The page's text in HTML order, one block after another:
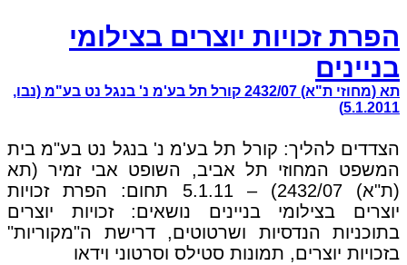
הפרת זכויות יוצרים בצילומי
בניינים
תא (מחוזי ת"א) 2432/07 קורל תל בע'מ נ' בנגל נט בע"מ (נבו,
5.1.2011)
הצדדים להליך: קורל תל בע'מ נ' בנגל נט בע"מ בית
המשפט המחוזי תל אביב, השופט אבי זמיר (תא
(ת"א) 2432/07) – 5.1.11 תחום: הפרת זכויות
יוצרים בצילומי בניינים נושאים: זכויות יוצרים
בתוכניות הנדסיות ושרטוטים, דרישת ה"מקוריות"
בזכויות יוצרים, תמונות סטילס וסרטוני וידאו